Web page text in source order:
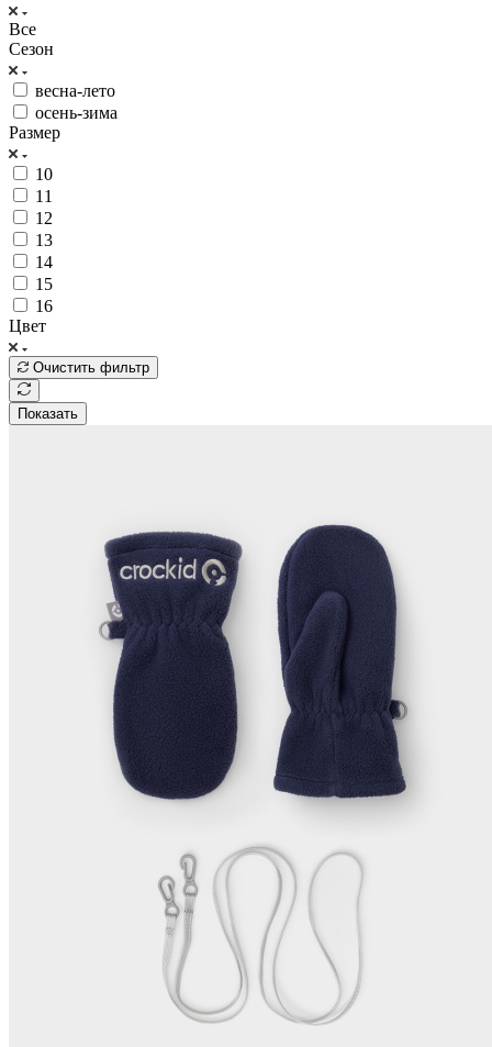
Все
Сезон
весна-лето
осень-зима
Размер
10
11
12
13
14
15
16
Цвет
Очистить фильтр
Показать